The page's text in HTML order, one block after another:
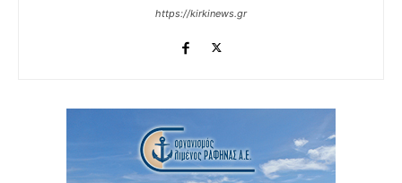
https://kirkinews.gr